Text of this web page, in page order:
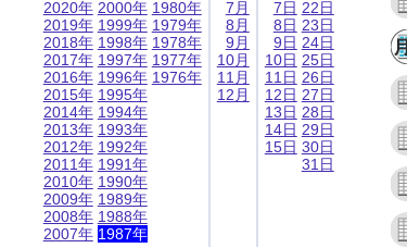
2020年
2019年
2018年
2017年
2016年
2015年
2014年
2013年
2012年
2011年
2010年
2009年
2008年
2007年
2000年
1999年
1998年
1997年
1996年
1995年
1994年
1993年
1992年
1991年
1990年
1989年
1988年
1987年
1980年
1979年
1978年
1977年
1976年
7月
8月
9月
10月
11月
12月
7日
8日
9日
10日
11日
12日
13日
14日
15日
22日
23日
24日
25日
26日
27日
28日
29日
30日
31日